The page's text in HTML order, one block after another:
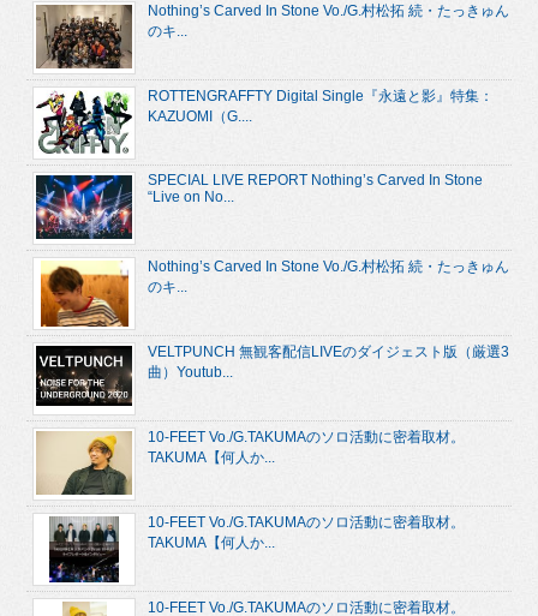
Nothing’s Carved In Stone Vo./G.村松拓 続・たっきゅん
のキ...
ROTTENGRAFFTY Digital Single『永遠と影』特集：
KAZUOMI（G....
SPECIAL LIVE REPORT Nothing’s Carved In Stone
“Live on No...
Nothing’s Carved In Stone Vo./G.村松拓 続・たっきゅん
のキ...
VELTPUNCH 無観客配信LIVEのダイジェスト版（厳選3
曲）Youtub...
10-FEET Vo./G.TAKUMAのソロ活動に密着取材。
TAKUMA【何人か...
10-FEET Vo./G.TAKUMAのソロ活動に密着取材。
TAKUMA【何人か...
10-FEET Vo./G.TAKUMAのソロ活動に密着取材。